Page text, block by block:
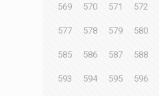
569 570 571 572
577 578 579 580
585 586 587 588
593 594 595 596